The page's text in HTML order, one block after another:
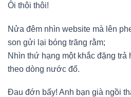
Ôi thôi thôi!
Nửa đêm nhìn website mà lên
son gửi lại bóng trăng rằm;
Nhìn thứ hạng một khắc đặng trả
theo dòng nước đổ.
Đau đớn bấy! Anh bạn già ngồi